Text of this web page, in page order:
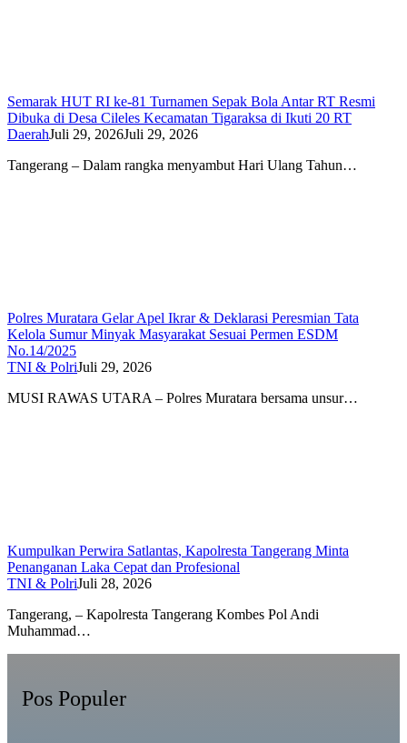
Semarak HUT RI ke-81 Turnamen Sepak Bola Antar RT Resmi
Dibuka di Desa Cileles Kecamatan Tigaraksa di Ikuti 20 RT
DaerahJuli 29, 2026Juli 29, 2026
Tangerang – Dalam rangka menyambut Hari Ulang Tahun…
Polres Muratara Gelar Apel Ikrar & Deklarasi Peresmian Tata
Kelola Sumur Minyak Masyarakat Sesuai Permen ESDM
No.14/2025
TNI & PolriJuli 29, 2026
MUSI RAWAS UTARA – Polres Muratara bersama unsur…
Kumpulkan Perwira Satlantas, Kapolresta Tangerang Minta
Penanganan Laka Cepat dan Profesional
TNI & PolriJuli 28, 2026
Tangerang, – Kapolresta Tangerang Kombes Pol Andi
Muhammad…
Pos Populer